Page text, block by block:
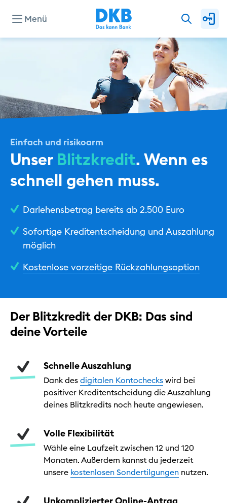
Menü
Service
Hilfe & Kontakt
Privat
Nachhaltig
Einfach und risikoarm
Unser Blitzkredit. Wenn es
schnell gehen muss.
Darlehensbetrag bereits ab 2.500 Euro
Sofortige Kreditentscheidung und Auszahlung
möglich
Kostenlose vorzeitige Rückzahlungsoption
Der Blitzkredit der DKB: Das sind
deine Vorteile
Schnelle Auszahlung
Dank des digitalen Kontochecks wird bei
positiver Kreditentscheidung die Auszahlung
deines Blitzkredits noch heute angewiesen.
Volle Flexibilität
Wähle eine Laufzeit zwischen 12 und 120
Monaten. Außerdem kannst du jederzeit
unsere kostenlosen Sondertilgungen nutzen.